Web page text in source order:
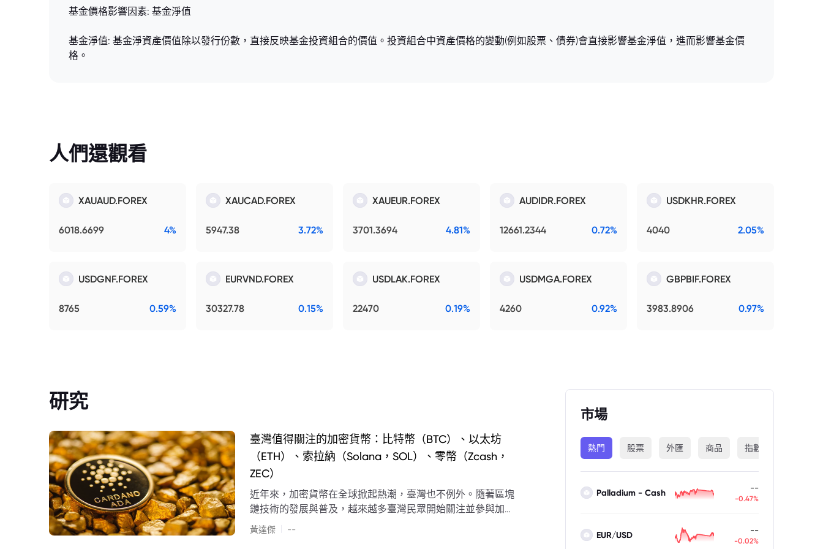
基金價格影響因素: 基金淨值
基金淨值: 基金淨資產價值除以發行份數，直接反映基金投資組合的價值。投資組合中資產價格的變動(例如股票、債券)會直接影響基金淨值，進而影響基金價
格。
人們還觀看
XAUAUD.FOREX
6018.6699 4%
XAUCAD.FOREX
5947.38 3.72%
XAUEUR.FOREX
3701.3694 4.81%
AUDIDR.FOREX
12661.2344 0.72%
USDKHR.FOREX
4040 2.05%
USDGNF.FOREX
8765 0.59%
EURVND.FOREX
30327.78 0.15%
USDLAK.FOREX
22470 0.19%
USDMGA.FOREX
4260 0.92%
GBPBIF.FOREX
3983.8906 0.97%
研究
臺灣值得關注的加密貨幣：比特幣（BTC）、以太坊
（ETH）、索拉納（Solana，SOL）、零幣（Zcash，
ZEC）
近年來，加密貨幣在全球掀起熱潮，臺灣也不例外。隨著區塊
鏈技術的發展與普及，越來越多臺灣民眾開始關注並參與加密
貨幣市場。
黃達傑 --
市場
熱門 股票 外匯 商品 指數
Palladium - Cash --
-0.47%
EUR/USD --
-0.02%